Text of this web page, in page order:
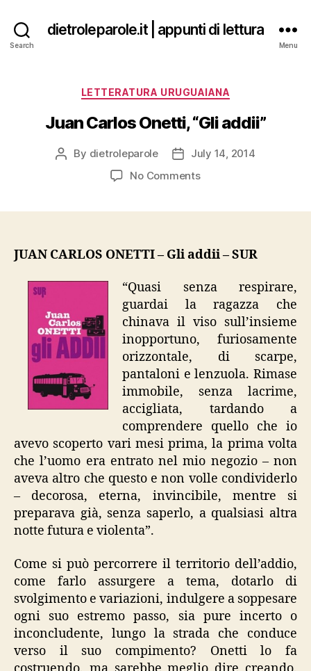
Search
dietroleparole.it | appunti di lettura
Menu
Categories
LETTERATURA URUGUAIANA
Juan Carlos Onetti, “Gli addii”
Post
By dietroleparole
PostJuly 14, 2014
No Commentson
addii”
JUAN CARLOS ONETTI – Gli addii – SUR
“Quasi senza respirare,
guardai la ragazza che
chinava il viso sull’insieme
inopportuno, furiosamente
orizzontale, di scarpe,
pantaloni e lenzuola. Rimase
immobile, senza lacrime,
accigliata, tardando a
comprendere quello che io
avevo scoperto vari mesi prima, la prima volta
che l’uomo era entrato nel mio negozio – non
aveva altro che questo e non volle condividerlo
– decorosa, eterna, invincibile, mentre si
preparava già, senza saperlo, a qualsiasi altra
notte futura e violenta”.
Come si può percorrere il territorio dell’addio,
come farlo assurgere a tema, dotarlo di
svolgimento e variazioni, indulgere a soppesare
ogni suo estremo passo, sia pure incerto o
inconcludente, lungo la strada che conduce
verso il suo compimento? Onetti lo fa